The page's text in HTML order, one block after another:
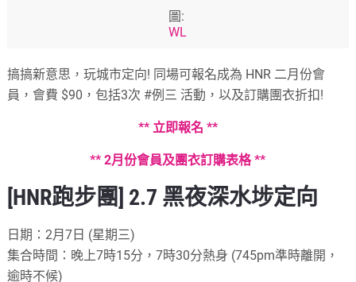
圖:
WL
搞搞新意思，玩城市定向! 同場可報名成為 HNR 二月份會
員，會費 $90，包括3次 #例三 活動，以及訂購團衣折扣!
** 立即報名 **
** 2月份會員及團衣訂購表格 **
[HNR跑步團] 2.7 黑夜深水埗定向
日期：2月7日 (星期三)
集合時間：晚上7時15分，7時30分熱身 (745pm準時離開，
逾時不候)